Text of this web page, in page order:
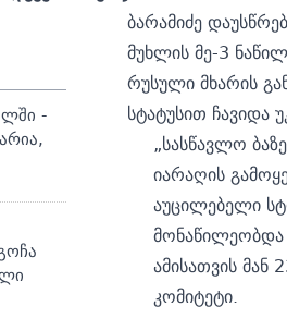
-
ბარამიძე
მუხლის მე-3
რუსული მხარის
სტატუსით
„სასწავლო
იარაღის
აუცილებელი
მონაწილეობდა
ამისათვის
კომიტეტი.